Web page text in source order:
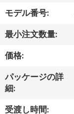
ク
ト
私
達
に
モデル番号:
最小注文数量:
価格:
パッケージの詳
細:
受渡し時間: